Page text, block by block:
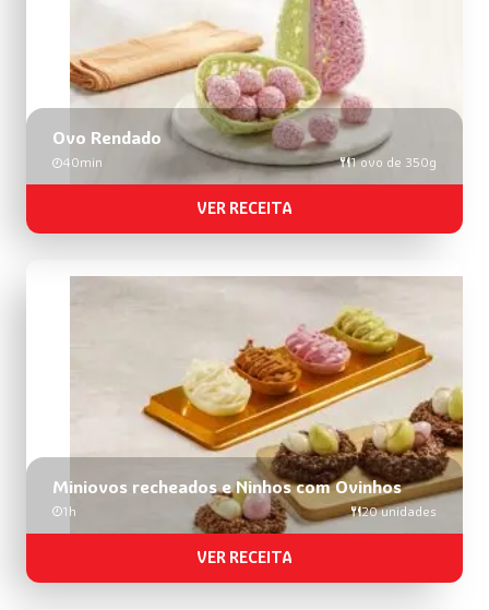
Ovo Rendado
40min 1 ovo de 350g
VER RECEITA
Miniovos recheados e Ninhos com Ovinhos
1h 20 unidades
VER RECEITA